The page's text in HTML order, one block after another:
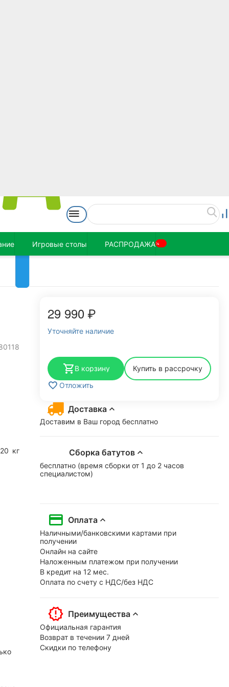
Игровые столы РАСПРОДАЖА%
кг
29 990₽
Уточняйте наличие
В корзину
Купить в рассрочку
Отложить
Доставка
Доставим в Ваш город бесплатно
Сборка батутов
бесплатно (время сборки от 1 до 2 часов
специалистом)
Оплата
Наличными/банковскими картами при
получении
Онлайн на сайте
Наложенным платежом при получении
В кредит на 12 мес.
Оплата по счету с НДС/без НДС
Преимущества
Официальная гарантия
Возврат в течении 7 дней
Скидки по телефону